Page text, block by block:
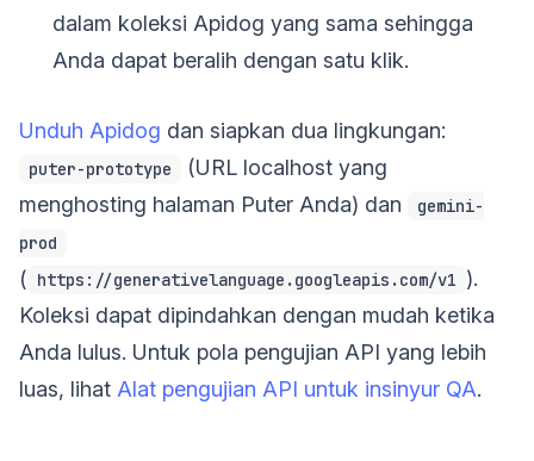
dalam koleksi Apidog yang sama sehingga
Anda dapat beralih dengan satu klik.
Unduh Apidog dan siapkan dua lingkungan:
puter-prototype
(URL localhost yang
menghosting halaman Puter Anda) dan
gemini-
prod
( https://generativelanguage.googleapis.com/v1 ).
Koleksi dapat dipindahkan dengan mudah ketika
Anda lulus. Untuk pola pengujian API yang lebih
luas, lihat Alat pengujian API untuk insinyur QA.